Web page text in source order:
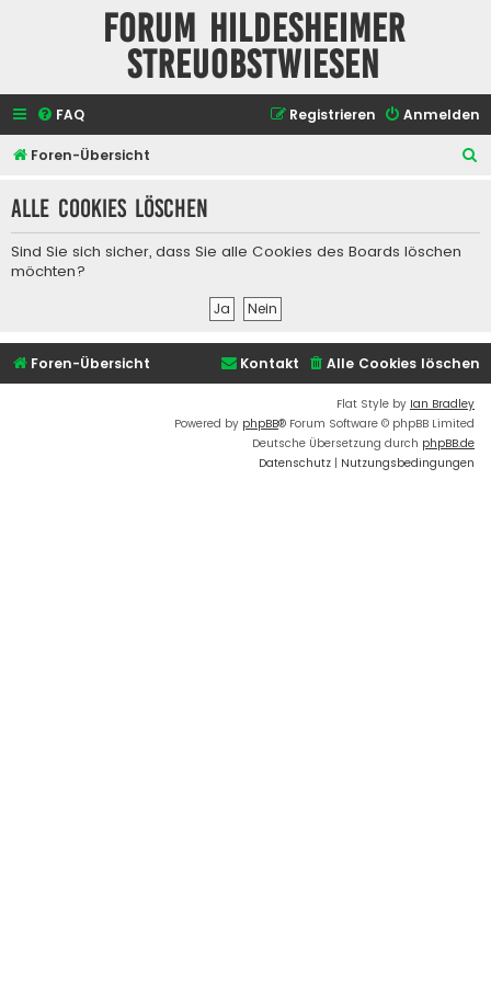
Forum Hildesheimer
Streuobstwiesen
FAQ Anmelden
Registrieren
Foren-Übersicht
h
Alle Cookies löschen
Sind Sie sich sicher, dass Sie alle Cookies des Boards löschen
möchten?
Foren-Übersicht Alle Cookies löschen
Kontakt
Flat Style by Ian Bradley
Powered by phpBB® Forum Software © phpBB Limited
Deutsche Übersetzung durch phpBB.de
Datenschutz | Nutzungsbedingungen